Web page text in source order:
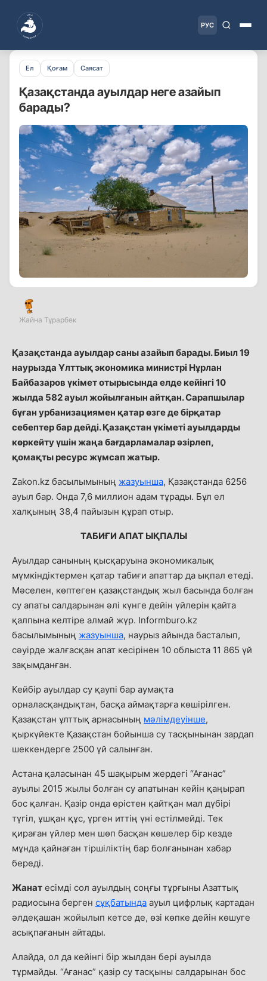
РУС
Ел Қоғам Саясат
Қазақстанда ауылдар неге азайып
барады?
Жайна Тұрарбек
Қазақстанда ауылдар саны азайып барады. Биыл 19
наурызда Ұлттық экономика министрі Нұрлан
Байбазаров үкімет отырысында елде кейінгі 10
жылда 582 ауыл жойылғанын айтқан. Сарапшылар
бұған урбанизациямен қатар өзге де бірқатар
себептер бар дейді. Қазақстан үкіметі ауылдарды
көркейту үшін жаңа бағдарламалар әзірлеп,
қомақты ресурс жұмсап жатыр.
Zakon.kz басылымының жазуынша, Қазақстанда 6256
ауыл бар. Онда 7,6 миллион адам тұрады. Бұл ел
халқының 38,4 пайызын құрап отыр.
ТАБИҒИ АПАТ ЫҚПАЛЫ
Ауылдар санының қысқаруына экономикалық
мүмкіндіктермен қатар табиғи апаттар да ықпал етеді.
Мәселен, көптеген қазақстандық жыл басында болған
су апаты салдарынан әлі күнге дейін үйлерін қайта
қалпына келтіре алмай жүр. Informburo.kz
басылымының жазуынша, наурыз айында басталып,
сәуірде жалғасқан апат кесірінен 10 облыста 11 865 үй
зақымданған.
Кейбір ауылдар су қаупі бар аумақта
орналасқандықтан, басқа аймақтарға көшірілген.
Қазақстан ұлттық арнасының мәлімдеуінше,
қыркүйекте Қазақстан бойынша су тасқынынан зардап
шеккендерге 2500 үй салынған.
Астана қаласынан 45 шақырым жердегі “Ағанас”
ауылы 2015 жылы болған су апатынан кейін қаңырап
бос қалған. Қазір онда өрістен қайтқан мал дүбірі
түгіл, ұшқан құс, үрген иттің үні естілмейді. Тек
қираған үйлер мен шөп басқан көшелер бір кезде
мұнда қайнаған тіршіліктің бар болғанынан хабар
береді.
Жанат есімді сол ауылдың соңғы тұрғыны Азаттық
радиосына берген сұқбатында ауыл цифрлық картадан
әлдеқашан жойылып кетсе де, өзі көпке дейін көшуге
асықпағанын айтады.
Алайда, ол да кейінгі бір жылдан бері ауылда
тұрмайды. “Ағанас” қазір су тасқыны салдарынан бос